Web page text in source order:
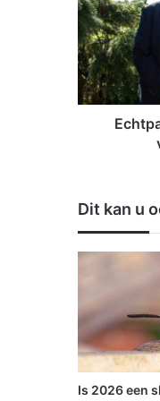
t
p
a
a
r
K
-
v
a
i
k
i
Dit kan u
Is 2026 een